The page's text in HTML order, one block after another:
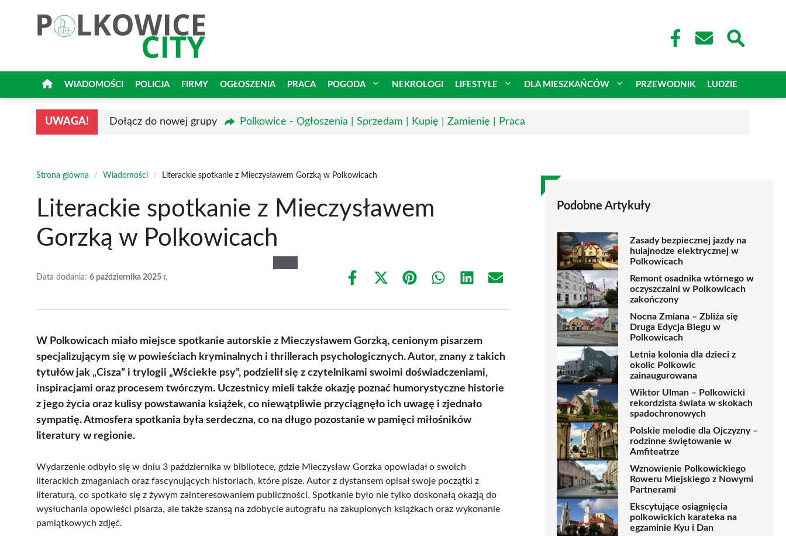
WIADOMOŚCI POLICJA FIRMY OGŁOSZENIA PRACA POGODA NEKROLOGI LIFESTYLE DLA MIESZKAŃCÓW PRZEWODNIK LUDZIE
UWAGA! Dołącz do nowej grupy Polkowice - Ogłoszenia | Sprzedam | Kupię | Zamienię | Praca
Strona główna / Wiadomości / Literackie spotkanie z Mieczysławem Gorzką w Polkowicach
Literackie spotkanie z Mieczysławem
Gorzką w Polkowicach
Data dodania: 6 października 2025 r.
Share
Share
(Twitter)
Share Share Share Share
W Polkowicach miało miejsce spotkanie autorskie z Mieczysławem Gorzką, cenionym pisarzem
specjalizującym się w powieściach kryminalnych i thrillerach psychologicznych. Autor, znany z takich
tytułów jak „Cisza” i trylogii „Wściekłe psy”, podzielił się z czytelnikami swoimi doświadczeniami,
inspiracjami oraz procesem twórczym. Uczestnicy mieli także okazję poznać humorystyczne historie
z jego życia oraz kulisy powstawania książek, co niewątpliwie przyciągnęło ich uwagę i zjednało
sympatię. Atmosfera spotkania była serdeczna, co na długo pozostanie w pamięci miłośników
literatury w regionie.
Wydarzenie odbyło się w dniu 3 października w bibliotece, gdzie Mieczysław Gorzka opowiadał o swoich
literackich zmaganiach oraz fascynujących historiach, które pisze. Autor z dystansem opisał swoje początki z
literaturą, co spotkało się z żywym zainteresowaniem publiczności. Spotkanie było nie tylko doskonałą okazją do
wysłuchania opowieści pisarza, ale także szansą na zdobycie autografu na zakupionych książkach oraz wykonanie
pamiątkowych zdjęć.
Podobne Artykuły
Zasady bezpiecznej jazdy na
hulajnodze elektrycznej w
Polkowicach
Remont osadnika wtórnego w
oczyszczalni w Polkowicach
zakończony
Nocna Zmiana – Zbliża się
Druga Edycja Biegu w
Polkowicach
Letnia kolonia dla dzieci z
okolic Polkowic
zainaugurowana
Wiktor Ulman – Polkowicki
rekordzista świata w skokach
spadochronowych
Polskie melodie dla Ojczyzny –
rodzinne świętowanie w
Amfiteatrze
Wznowienie Polkowickiego
Roweru Miejskiego z Nowymi
Partnerami
Ekscytujące osiągnięcia
polkowickich karateka na
egzaminie Kyu i Dan